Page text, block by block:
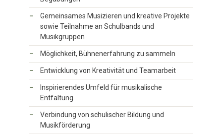
Gemeinsames Musizieren und kreative Projekte
sowie Teilnahme an Schulbands und
Musikgruppen
Möglichkeit, Bühnenerfahrung zu sammeln
Entwicklung von Kreativität und Teamarbeit
Inspirierendes Umfeld für musikalische
Entfaltung
Verbindung von schulischer Bildung und
Musikförderung